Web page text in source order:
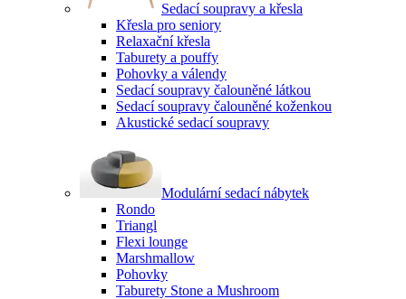
Sedací soupravy a křesla
Křesla pro seniory
Relaxační křesla
Taburety a pouffy
Pohovky a válendy
Sedací soupravy čalouněné látkou
Sedací soupravy čalouněné koženkou
Akustické sedací soupravy
Modulární sedací nábytek
Rondo
Triangl
Flexi lounge
Marshmallow
Pohovky
Taburety Stone a Mushroom